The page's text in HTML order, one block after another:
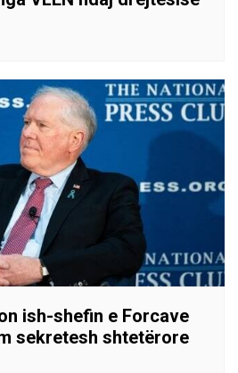
ish-shefin e Forcave
sekretesh shtetërore